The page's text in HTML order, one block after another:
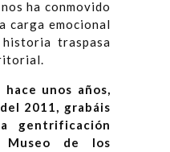
ha conmovido
carga emocional
traspasa
unos años,
2011, grabáis
gentrificación
de los